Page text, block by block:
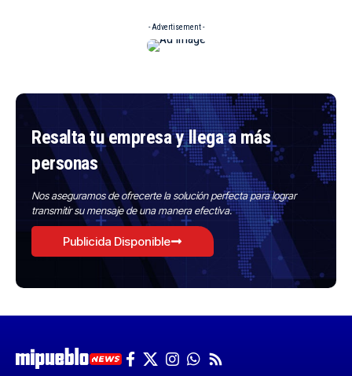
- Advertisement -
Resalta tu empresa y llega a más
personas
Nos aseguramos de ofrecerte la solución perfecta para lograr
transmitir su mensaje de una manera efectiva.
Publicida Disponible